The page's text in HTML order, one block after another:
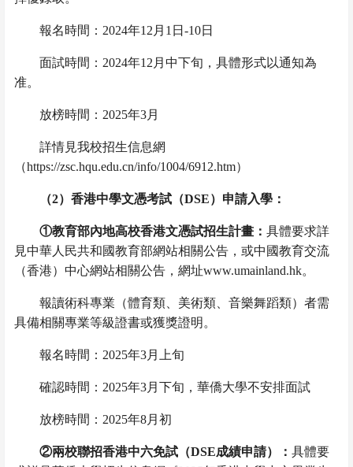
報名時間： 2024年12 月 1 日 -10日
面試時間： 2024年12 月中下旬，具體形式以通知為
准。
放榜時間： 2025年3月
詳情見我校招生信息網
（https://zsc.hqu.edu.cn/info/1004/6912.htm）
（2）香港中學文憑考試（DSE）申請入學 ：
①教育部內地高校香港文憑試招生計畫 ： 具體要求詳
見中華人民共和國教育部網站相關公告，或中國教育交流
（香港）中心網站相關公告，網址www.umainland.hk。
報讀術科專業（體育類、美術類、音樂舞蹈類）者需
具備相關專業等級證書或獲獎證明。
報名時間： 2025年3月上旬
確認時間： 2025年3月下旬，華僑大學不安排面試
放榜時間： 2025年8月初
②兩校聯招香港中六免試 （DSE成績申請）： 具體要